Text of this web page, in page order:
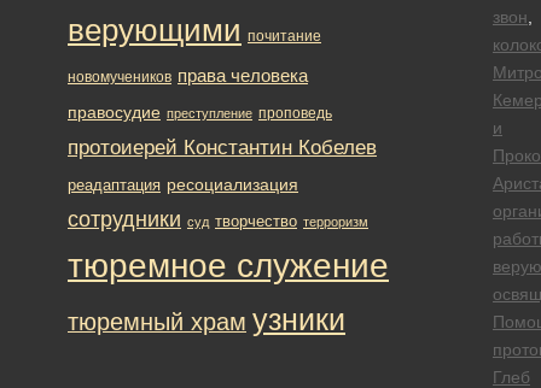
звон
и
Глеб
верующими почитание
новомучеников права человека
правосудие преступление проповедь
протоиерей Константин Кобелев
реадаптация ресоциализация
сотрудники суд творчество терроризм
тюремное служение
тюремный храм узники